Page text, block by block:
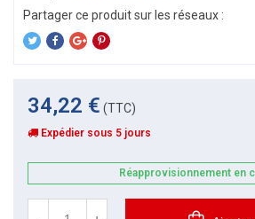
34,22 € (TTC)
Expédier sous 5 jours
Réapprovisionnement en